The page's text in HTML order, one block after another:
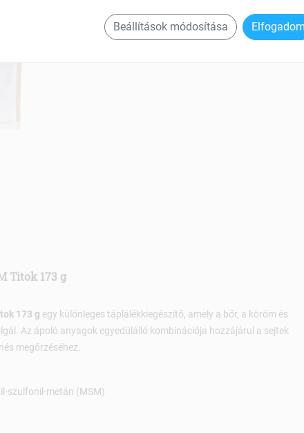
Titok 173 g
173 g egy különleges táplálékkiegészítő, amely a bőr, a köröm és
Az ápoló anyagok egyedülálló kombinációja hozzájárul a sejtek
megőrzéséhez.
szulfonil-metán (MSM)
Beállítások módosítása Elfogadom